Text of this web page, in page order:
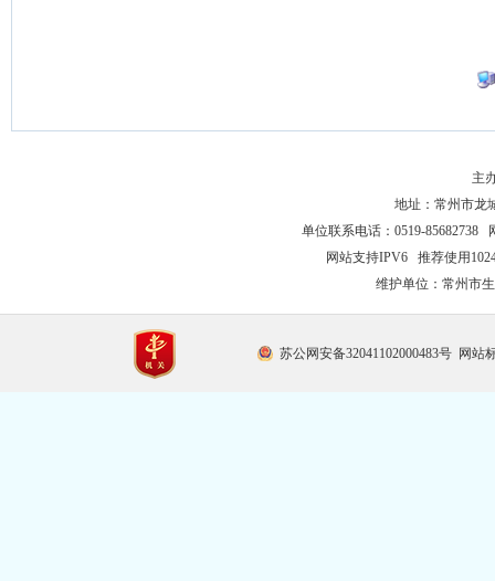
主
地址：常州市龙
单位联系电话：0519-85682738
网站支持IPV6 推荐使用
维护单位：常州市
苏公网安备32041102000483号 网站